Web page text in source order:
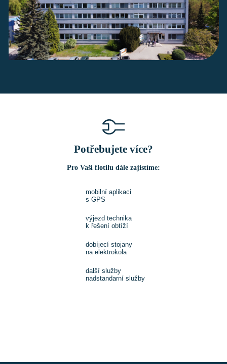
Potřebujete více?
Pro Vaši flotilu dále zajistíme:
mobilní aplikaci
s GPS
výjezd technika
k řešení obtíží
dobíjecí stojany
na elektrokola
další služby
nadstandarní služby